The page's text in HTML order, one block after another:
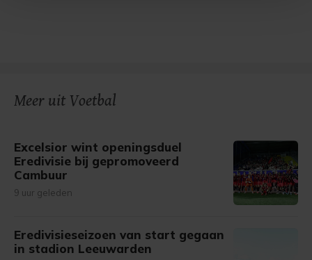
Meer uit Voetbal
Excelsior wint openingsduel
Eredivisie bij gepromoveerd
Cambuur
9 uur geleden
Eredivisieseizoen van start gegaan
in stadion Leeuwarden